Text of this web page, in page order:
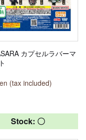
カプセルラバーマ
(tax included)
Stock: 〇